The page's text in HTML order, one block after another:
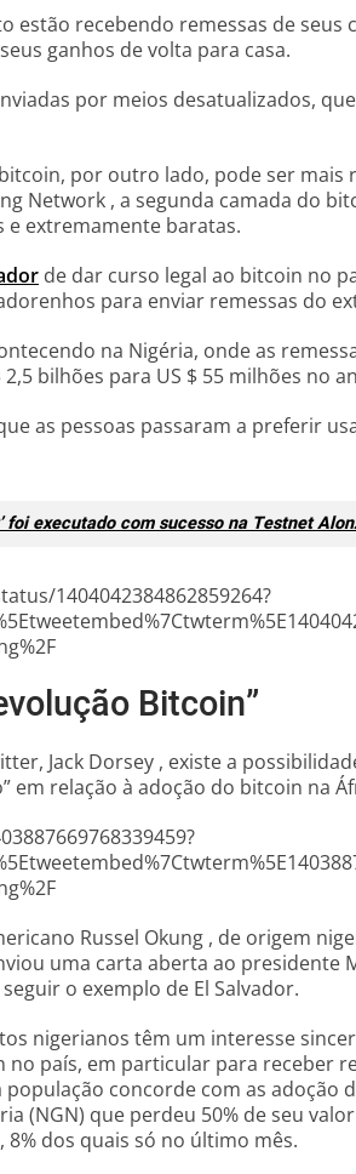
estão recebendo remessas de seus
ganhos de volta para casa.
por meios desatualizados,
por outro lado, pode ser mais
Network , a segunda camada do
e extremamente baratas.
de dar curso legal ao bitcoin no
para enviar remessas do
na Nigéria, onde as
bilhões para US $ 55 milhões no
as pessoas passaram a preferir
foi executado com sucesso na Testnet
1404042384862859264?
Bitcoin”
Jack Dorsey , existe a
em relação à adoção do bitcoin na
Russel Okung , de origem
uma carta aberta ao presidente
o exemplo de El Salvador.
nigerianos têm um interesse
no país, em particular para receber
concorde com as adoção
(NGN) que perdeu 50% de seu
dos quais só no último mês.